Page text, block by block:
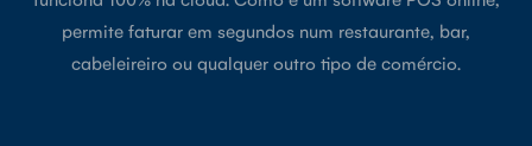
permite faturar em segundos num restaurante, bar,
cabeleireiro ou qualquer outro tipo de comércio.